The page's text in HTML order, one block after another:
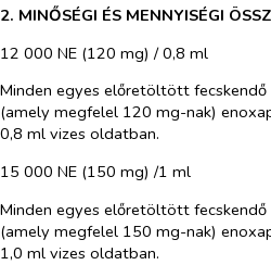
2. MINŐSÉGI ÉS MENNYISÉGI
12 000 NE (120 mg) / 0,8 ml
Minden egyes előretöltött
(amely megfelel 120 mg-nak)
0,8 ml vizes oldatban.
15 000 NE (150 mg) /1 ml
Minden egyes előretöltött
(amely megfelel 150 mg-nak)
1,0 ml vizes oldatban.